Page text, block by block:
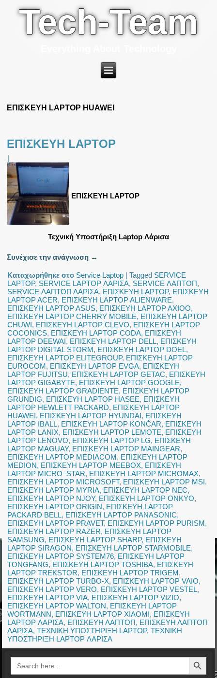
Tech-Team
ΕΠΙΣΚΕΥΗ LAPTOP HUAWEI
ΕΠΙΣΚΕΥΗ LAPTOP
|
ΕΠΙΣΚΕΥΗ LAPTOP
Τεχνική Υποστήριξη Laptop Λάρισα
Συνέχισε την ανάγνωση →
Καταχωρήθηκε στο Service Laptop |Tagged SERVICE
LAPTOP, SERVICE LAPTOP ΛΑΡΙΣΑ, SERVICE ΛΑΠΤΟΠ,
SERVICE ΛΑΠΤΟΠ ΛΑΡΙΣΑ, ΕΠΙΣΚΕΥΗ LAPTOP, ΕΠΙΣΚΕΥΗ
LAPTOP ACER, ΕΠΙΣΚΕΥΗ LAPTOP ALIENWARE,
ΕΠΙΣΚΕΥΗ LAPTOP ASUS, ΕΠΙΣΚΕΥΗ LAPTOP AXIOO,
ΕΠΙΣΚΕΥΗ LAPTOP CHERRY MOBILE, ΕΠΙΣΚΕΥΗ LAPTOP
CHUWI, ΕΠΙΣΚΕΥΗ LAPTOP CLEVO, ΕΠΙΣΚΕΥΗ LAPTOP
COCONICS, ΕΠΙΣΚΕΥΗ LAPTOP CODA, ΕΠΙΣΚΕΥΗ
LAPTOP DEEWAI, ΕΠΙΣΚΕΥΗ LAPTOP DELL, ΕΠΙΣΚΕΥΗ
LAPTOP DIGITAL STORM, ΕΠΙΣΚΕΥΗ LAPTOP DOEL,
ΕΠΙΣΚΕΥΗ LAPTOP ELITEGROUP, ΕΠΙΣΚΕΥΗ LAPTOP
EUROCOM, ΕΠΙΣΚΕΥΗ LAPTOP EVGA, ΕΠΙΣΚΕΥΗ
LAPTOP FUJITSU, ΕΠΙΣΚΕΥΗ LAPTOP GETAC, ΕΠΙΣΚΕΥΗ
LAPTOP GIGABYTE, ΕΠΙΣΚΕΥΗ LAPTOP GOOGLE,
ΕΠΙΣΚΕΥΗ LAPTOP GRADIENTE, ΕΠΙΣΚΕΥΗ LAPTOP
GRUNDIG, ΕΠΙΣΚΕΥΗ LAPTOP HASEE, ΕΠΙΣΚΕΥΗ
LAPTOP HEWLETT PACKARD, ΕΠΙΣΚΕΥΗ LAPTOP
HUAWEI, ΕΠΙΣΚΕΥΗ LAPTOP HYUNDAI, ΕΠΙΣΚΕΥΗ
LAPTOP IBALL, ΕΠΙΣΚΕΥΗ LAPTOP KONČAR, ΕΠΙΣΚΕΥΗ
LAPTOP LANIX, ΕΠΙΣΚΕΥΗ LAPTOP LEMOTE, ΕΠΙΣΚΕΥΗ
LAPTOP LENOVO, ΕΠΙΣΚΕΥΗ LAPTOP LG, ΕΠΙΣΚΕΥΗ
LAPTOP MAGUAY, ΕΠΙΣΚΕΥΗ LAPTOP MAINGEAR,
ΕΠΙΣΚΕΥΗ LAPTOP MEDIACOM, ΕΠΙΣΚΕΥΗ LAPTOP
MEDION, ΕΠΙΣΚΕΥΗ LAPTOP MEEBOX, ΕΠΙΣΚΕΥΗ
LAPTOP MICRO–STAR, ΕΠΙΣΚΕΥΗ LAPTOP MICROMAX,
ΕΠΙΣΚΕΥΗ LAPTOP MICROSOFT, ΕΠΙΣΚΕΥΗ LAPTOP MSI,
ΕΠΙΣΚΕΥΗ LAPTOP MYRIA, ΕΠΙΣΚΕΥΗ LAPTOP NEC,
ΕΠΙΣΚΕΥΗ LAPTOP NJOY, ΕΠΙΣΚΕΥΗ LAPTOP ONKYO,
ΕΠΙΣΚΕΥΗ LAPTOP ORIGIN, ΕΠΙΣΚΕΥΗ LAPTOP
PACKARD BELL, ΕΠΙΣΚΕΥΗ LAPTOP PANASONIC,
ΕΠΙΣΚΕΥΗ LAPTOP PRAVET, ΕΠΙΣΚΕΥΗ LAPTOP PURISM,
ΕΠΙΣΚΕΥΗ LAPTOP RAZER, ΕΠΙΣΚΕΥΗ LAPTOP
SAMSUNG, ΕΠΙΣΚΕΥΗ LAPTOP SHARP, ΕΠΙΣΚΕΥΗ
LAPTOP SIRAGON, ΕΠΙΣΚΕΥΗ LAPTOP STARMOBILE,
ΕΠΙΣΚΕΥΗ LAPTOP SYSTEM76, ΕΠΙΣΚΕΥΗ LAPTOP
TONGFANG, ΕΠΙΣΚΕΥΗ LAPTOP TOSHIBA, ΕΠΙΣΚΕΥΗ
LAPTOP TREKSTOR, ΕΠΙΣΚΕΥΗ LAPTOP TRIGEM,
ΕΠΙΣΚΕΥΗ LAPTOP TURBO-X, ΕΠΙΣΚΕΥΗ LAPTOP VAIO,
ΕΠΙΣΚΕΥΗ LAPTOP VERO, ΕΠΙΣΚΕΥΗ LAPTOP VESTEL,
ΕΠΙΣΚΕΥΗ LAPTOP VIA, ΕΠΙΣΚΕΥΗ LAPTOP VIZIO,
ΕΠΙΣΚΕΥΗ LAPTOP WALTON, ΕΠΙΣΚΕΥΗ LAPTOP
WORTMANN, ΕΠΙΣΚΕΥΗ LAPTOP XIAOMI, ΕΠΙΣΚΕΥΗ
LAPTOP ΛΑΡΙΣΑ, ΕΠΙΣΚΕΥΗ ΛΑΠΤΟΠ, ΕΠΙΣΚΕΥΗ ΛΑΠΤΟΠ
ΛΑΡΙΣΑ,ΤΕΧΝΙΚΗ ΥΠΟΣΤΗΡΙΞΗ LAPTOP,ΤΕΧΝΙΚΗ
ΥΠΟΣΤΗΡΙΞΗ LAPTOP ΛΑΡΙΣΑ
Search
for:
Search Button